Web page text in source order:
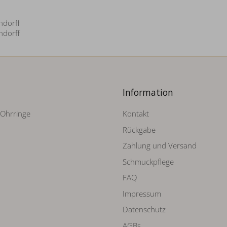
Information
Kontakt
Rückgabe
Zahlung und Versand
Schmuckpflege
FAQ
Impressum
Datenschutz